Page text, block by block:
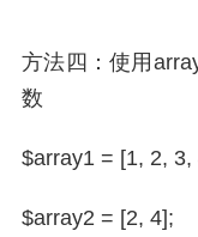
方法四：使用
数
$array1 = [1, 2, 3,
$array2 = [2, 4];